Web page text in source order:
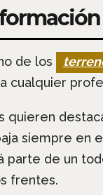
de los
cualquier
quieren
siempre en
parte de un
frentes.